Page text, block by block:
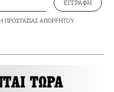
ΕΓΓΡΑΦΗ
ΠΡΟΣΤΑΣΙΑΣ ΑΠΟΡΡΗΤΟΥ
ΤΩΡΑ